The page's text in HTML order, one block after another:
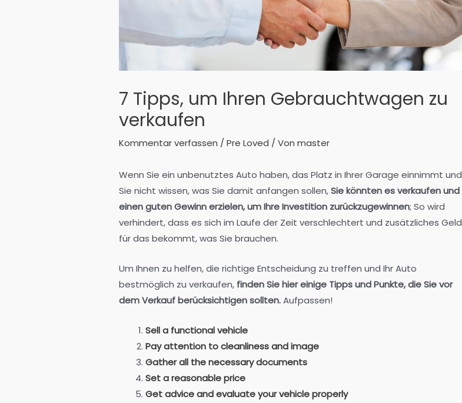
7 Tipps, um Ihren Gebrauchtwagen zu
verkaufen
Kommentar verfassen / Pre Loved / Von master
Wenn Sie ein unbenutztes Auto haben, das Platz in Ihrer Garage einnimmt und
Sie nicht wissen, was Sie damit anfangen sollen,Sie könnten es verkaufen und
einen guten Gewinn erzielen, um Ihre Investition zurückzugewinnen; So wird
verhindert, dass es sich im Laufe der Zeit verschlechtert und zusätzliches Geld
für das bekommt, was Sie brauchen.
Um Ihnen zu helfen, die richtige Entscheidung zu treffen und Ihr Auto
bestmöglich zu verkaufen, finden Sie hier einige Tipps und Punkte, die Sie vor
dem Verkauf berücksichtigen sollten.Aufpassen!
Sell a functional vehicle
Pay attention to cleanliness and image
Gather all the necessary documents
Set a reasonable price
Get advice and evaluate your vehicle properly